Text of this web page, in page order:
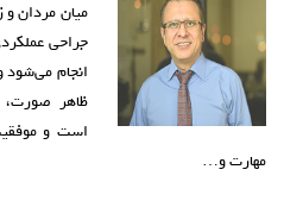
میان مردان
جراحی
انجام می‌شود
ظاهر
است و
مهارت و…